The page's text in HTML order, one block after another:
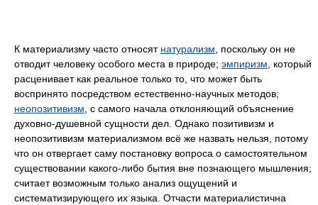
К материализму часто относят натурализм, поскольку он не
отводит человеку особого места в природе; эмпиризм, который
расценивает как реальное только то, что может быть
воспринято посредством естественно-научных методов;
неопозитивизм, с самого начала отклоняющий объяснение
духовно-душевной сущности дел. Однако позитивизм и
неопозитивизм материализмом всё же назвать нельзя, потому
что он отвергает саму постановку вопроса о самостоятельном
существовании какого-либо бытия вне познающего мышления;
считает возможным только анализ ощущений и
систематизирующего их языка. Отчасти материалистична